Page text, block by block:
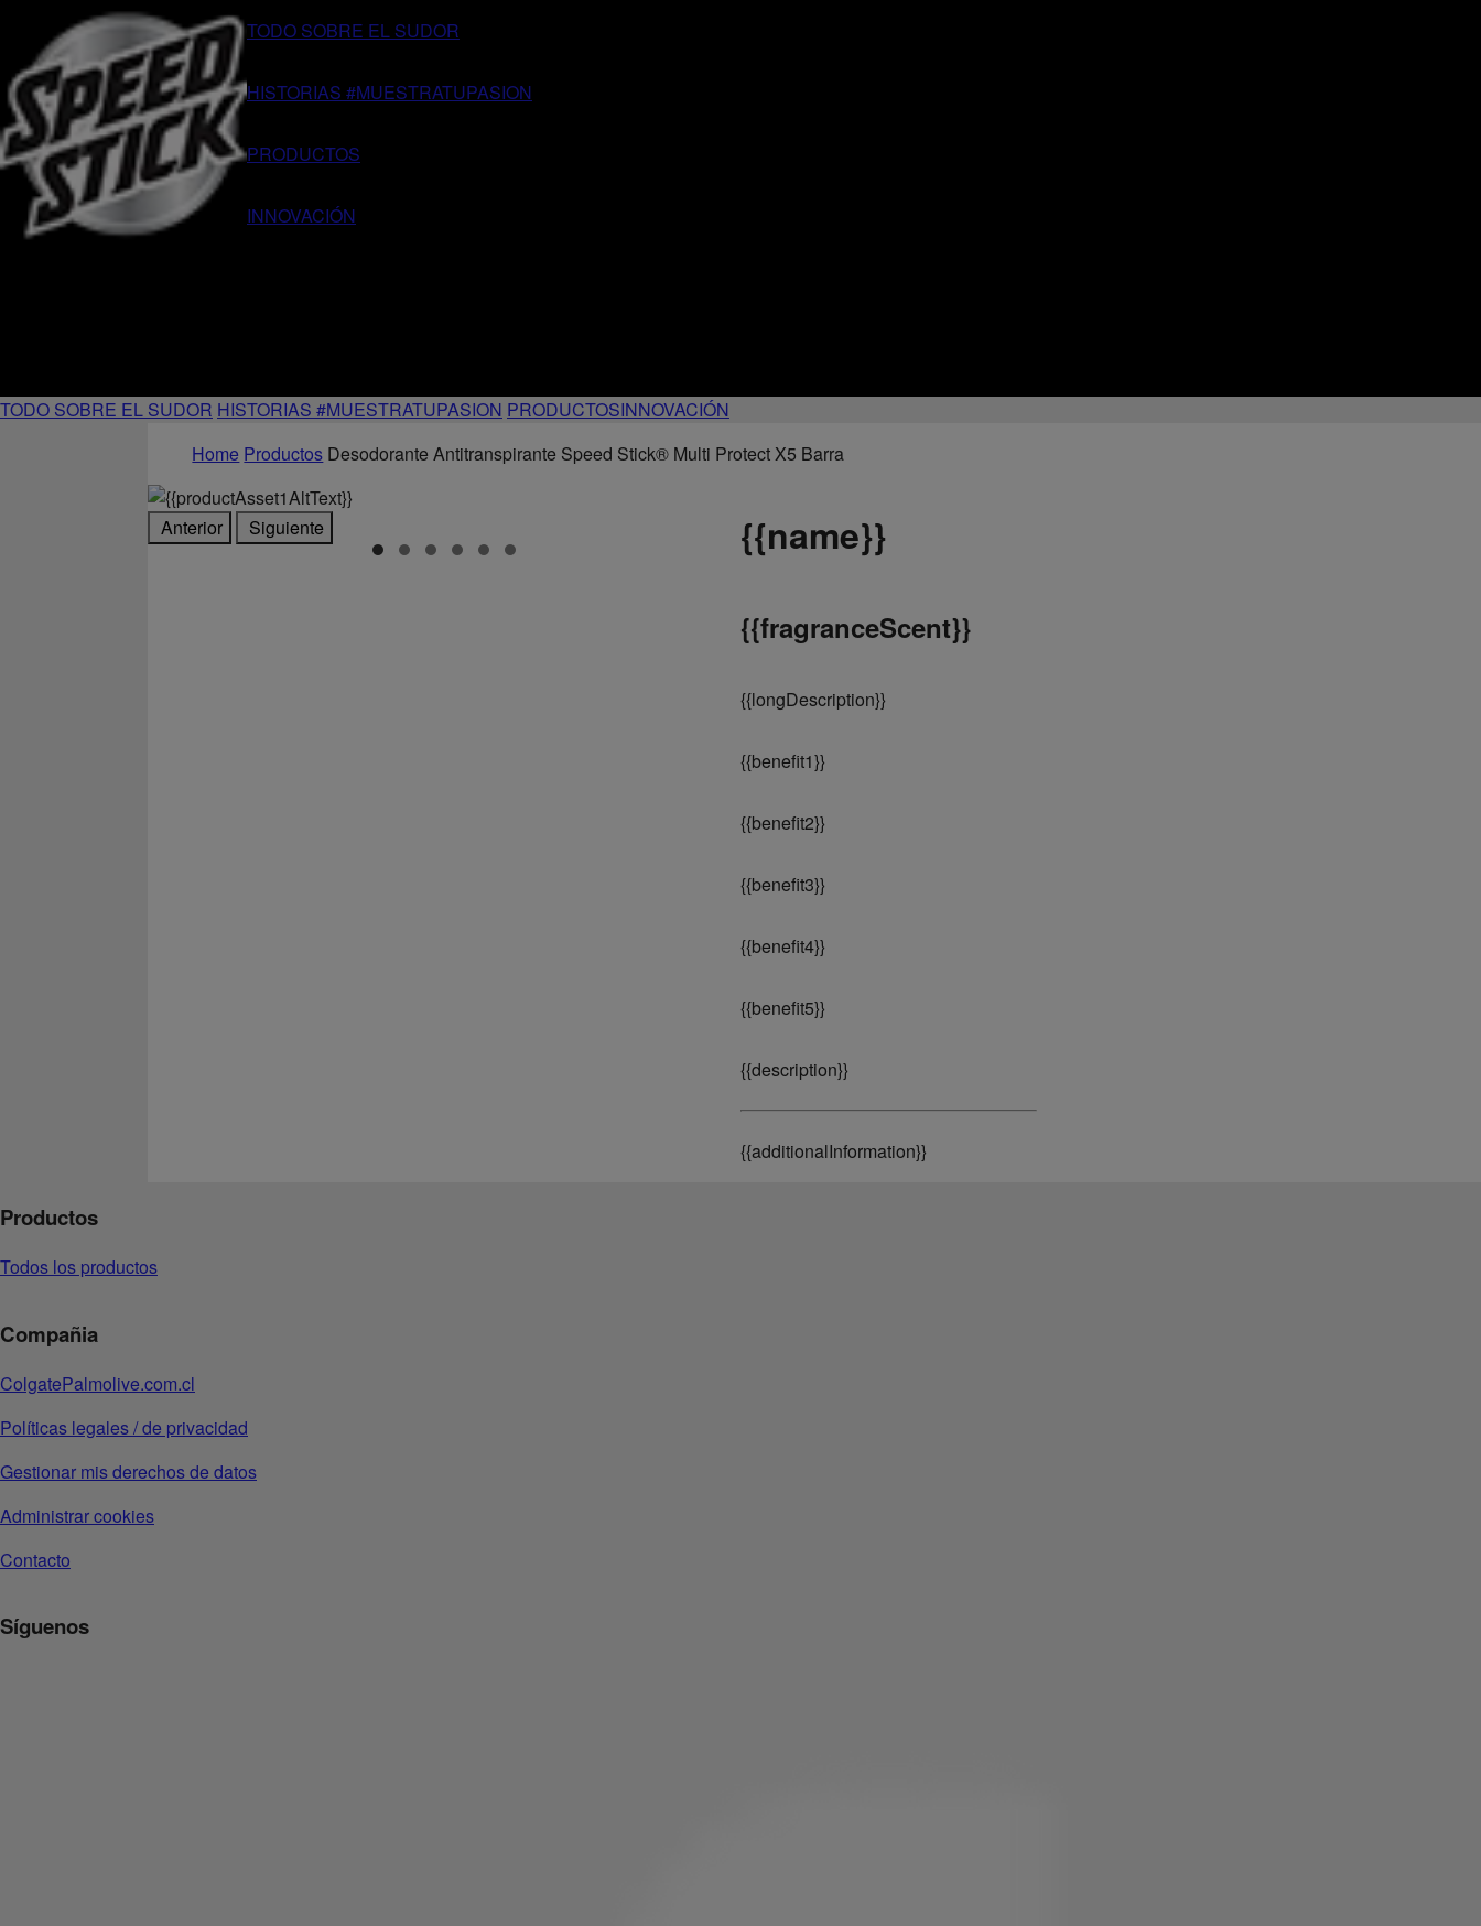
TODO SOBRE EL SUDOR
HISTORIAS #MUESTRATUPASION
PRODUCTOS
INNOVACIÓN
TODO SOBRE EL SUDOR HISTORIAS #MUESTRATUPASION PRODUCTOSINNOVACIÓN
Home Productos Desodorante Antitranspirante Speed Stick® Multi Protect X5 Barra
Anterior Siguiente {{name}}
{{fragranceScent}}
{{longDescription}}
{{benefit1}}
{{benefit2}}
{{benefit3}}
{{benefit4}}
{{benefit5}}
{{description}}
{{additionalInformation}}
Productos
Todos los productos
Compañia
ColgatePalmolive.com.cl
Políticas legales / de privacidad
Gestionar mis derechos de datos
Administrar cookies
Contacto
Síguenos